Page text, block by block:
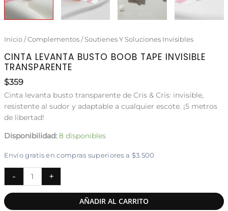
Inicio/Complementos/Soutienes Y Soluciones Invisibles
CINTA LEVANTA BUSTO BOOB TAPE INVISIBLE
TRANSPARENTE
$359
Cinta levanta busto transparentede Cris & Cris: invisible,
resistente al sudor y adaptable a cualquier escote. ¡5 metros
de libertad!
Disponibilidad: 8 disponibles
Envío gratis en compras superiores a $3.500
-
levanta
busto
boob
+
AÑADIR AL CARRITO